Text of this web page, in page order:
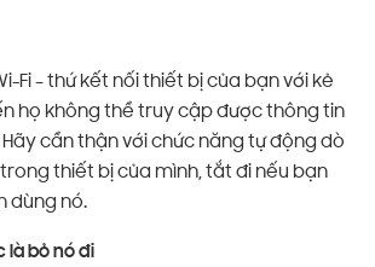
Fi – thứ kết nối thiết bị của bạn với kẻ
họ không thể truy cập được thông tin
cẩn thận với chức năng tự động dò
thiết bị của mình, tắt đi nếu bạn
dùng nó.
là bỏ nó đi